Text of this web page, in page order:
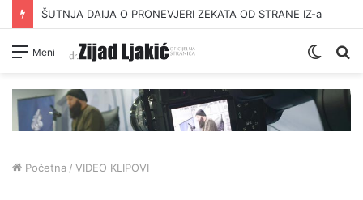
ŠUTNJA DAIJA O PRONEVJERI ZEKATA OD STRANE IZ-a
Meni
Switch
Početna / VIDEO KLIPOVI